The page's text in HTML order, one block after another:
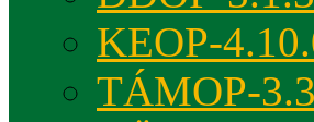
KEOP-
TÁMOP-